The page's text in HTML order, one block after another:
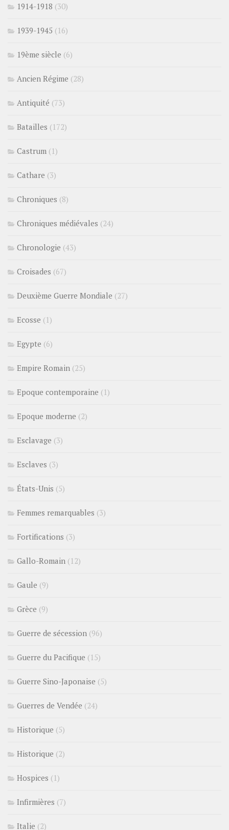
1914-1918 (30)
1939-1945 (16)
19ème siècle (6)
Ancien Régime (28)
Antiquité (73)
Batailles (172)
Castrum (1)
Cathare (3)
Chroniques (8)
Chroniques médiévales (24)
Chronologie (43)
Croisades (67)
Deuxième Guerre Mondiale (27)
Ecosse (1)
Egypte (6)
Empire Romain (25)
Epoque contemporaine (1)
Epoque moderne (2)
Esclavage (3)
Esclaves (3)
États-Unis (5)
Femmes remarquables (3)
Fortifications (3)
Gallo-Romain (12)
Gaule (9)
Grèce (9)
Guerre de sécession (96)
Guerre du Pacifique (15)
Guerre Sino-Japonaise (5)
Guerres de Vendée (24)
Historique (5)
Historique (2)
Hospices (1)
Infirmières (7)
Italie (2)